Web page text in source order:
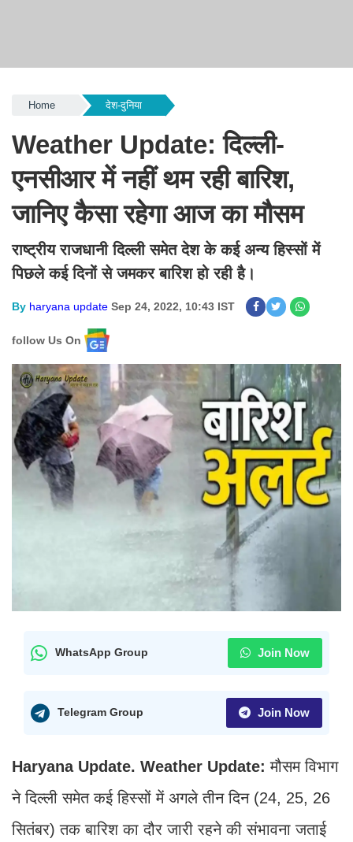
Home देश-दुनिया
Weather Update: दिल्ली-
एनसीआर में नहीं थम रही बारिश,
जानिए कैसा रहेगा आज का मौसम
राष्ट्रीय राजधानी दिल्ली समेत देश के कई अन्य हिस्सों में
पिछले कई दिनों से जमकर बारिश हो रही है।
By haryana update Sep 24, 2022, 10:43 IST
follow Us On
WhatsApp Group Join Now
Telegram Group Join Now
Haryana Update. Weather Update:मौसम विभाग
ने दिल्ली समेत कई हिस्सों में अगले तीन दिन (24, 25, 26
सितंबर) तक बारिश का दौर जारी रहने की संभावना जताई